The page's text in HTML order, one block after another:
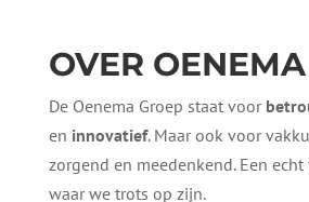
OVER OENEMA
De Oenema Groep staat voor
en innovatief. Maar ook voor
zorgend en meedenkend. Een
waar we trots op zijn.